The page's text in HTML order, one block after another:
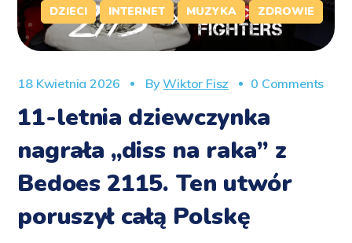
DZIECI INTERNET MUZYKA ZDROWIE
18 Kwietnia 2026 ByWiktor Fisz 0 Comments
11-letnia dziewczynka
nagrała „diss na raka” z
Bedoes 2115. Ten utwór
poruszył całą Polskę